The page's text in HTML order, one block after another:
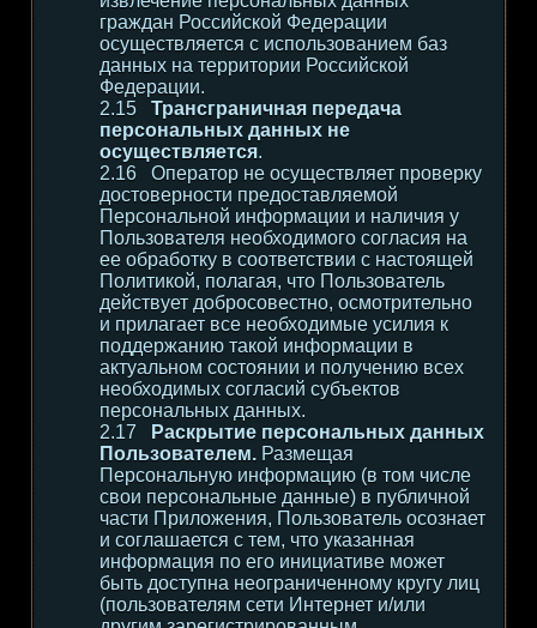
граждан Российской Федерации
осуществляется с использованием баз
данных на территории Российской
Федерации.
Трансграничная передача
персональных данных не
осуществляется.
Оператор не осуществляет проверку
достоверности предоставляемой
Персональной информации и наличия у
Пользователя необходимого согласия на
ее обработку в соответствии с настоящей
Политикой, полагая, что Пользователь
действует добросовестно, осмотрительно
и прилагает все необходимые усилия к
поддержанию такой информации в
актуальном состоянии и получению всех
необходимых согласий субъектов
персональных данных.
Раскрытие персональных данных
Пользователем. Размещая
Персональную информацию (в том числе
свои персональные данные) в публичной
части Приложения, Пользователь осознает
и соглашается с тем, что указанная
информация по его инициативе может
быть доступна неограниченному кругу лиц
(пользователям сети Интернет и/или